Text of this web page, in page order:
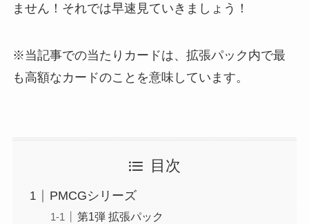
ません！それでは早速見ていきましょう！
※当記事での当たりカードは、拡張パック内で最
も高額なカードのことを意味しています。
目次
PMCGシリーズ
第1弾 拡張パック